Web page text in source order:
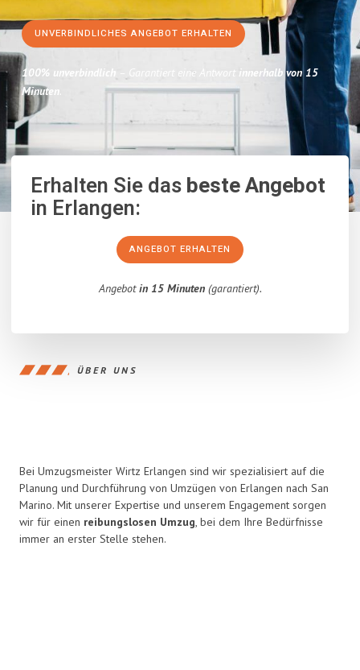
UNVERBINDLICHES ANGEBOT ERHALTEN
100% unverbindlich – Garantiert eine Antwort innerhalb von 15
Minuten.
Erhalten Sie dasbeste Angebot
in Erlangen:
ANGEBOT ERHALTEN
Angebotin 15 Minuten(garantiert).
ÜBER UNS
Bei Umzugsmeister Wirtz Erlangen sind wir spezialisiert auf die
Planung und Durchführung von Umzügen von Erlangen nach San
Marino. Mit unserer Expertise und unserem Engagement sorgen
wir für einen reibungslosen Umzug, bei dem Ihre Bedürfnisse
immer an erster Stelle stehen.